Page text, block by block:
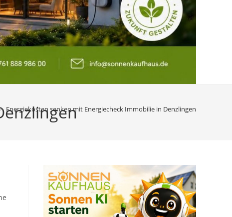
> Energiekosten senken mit Energiecheck Immobilie in Denzlingen